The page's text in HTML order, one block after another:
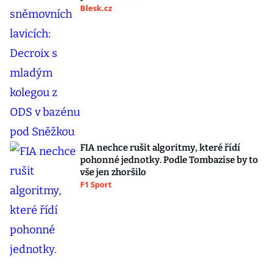
Blesk.cz
FIA nechce rušit algoritmy, které řídí
pohonné jednotky. Podle Tombazise by to
vše jen zhoršilo
F1 Sport